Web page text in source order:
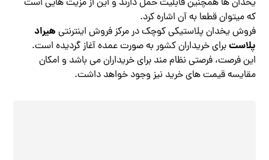
یخدان ها همچنین قابلیت حمل دارند و این از مزیت هایی است
که میتوان قطعا به آن اشاره کرد.
فروش یخدان پلاستیکی کوچک در مرکز فروش اینترنتی هیراد
پلاستبرای خریداران کشور به صورت عمده آغاز گردیده است.
این فرصت، فرصتی نظام مند برای خریداران می باشد و امکان
مقایسه قیمت های خرید نیز وجود خواهد داشت.